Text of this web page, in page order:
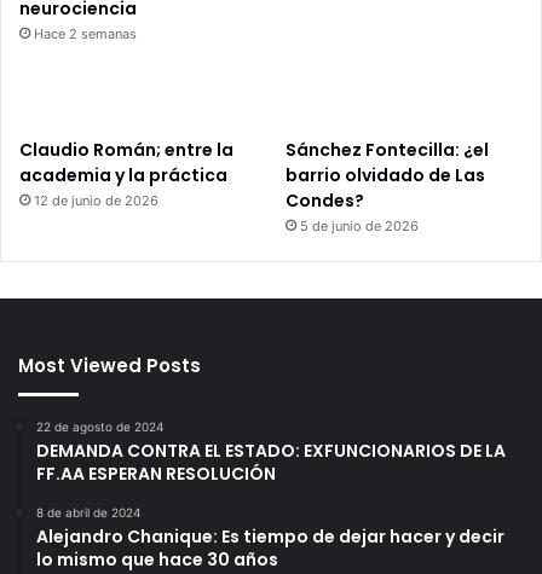
neurociencia
Hace 2 semanas
Claudio Román; entre la
academia y la práctica
12 de junio de 2026
Sánchez Fontecilla: ¿el
barrio olvidado de Las
Condes?
5 de junio de 2026
Most Viewed Posts
22 de agosto de 2024
DEMANDA CONTRA EL ESTADO: EXFUNCIONARIOS DE LA
FF.AA ESPERAN RESOLUCIÓN
8 de abril de 2024
Alejandro Chanique: Es tiempo de dejar hacer y decir
lo mismo que hace 30 años